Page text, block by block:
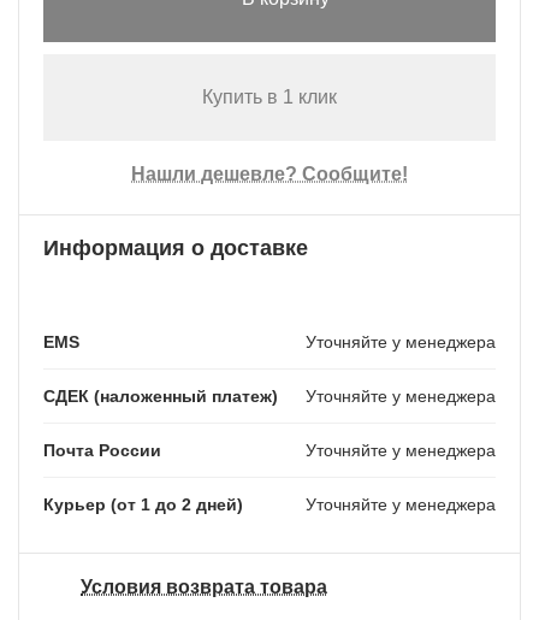
Купить в 1 клик
Нашли дешевле? Сообщите!
Информация о доставке
EMS Уточняйте у менеджера
СДЕК (наложенный платеж) Уточняйте у менеджера
Почта России Уточняйте у менеджера
Курьер (от 1 до 2 дней) Уточняйте у менеджера
Условия возврата товара